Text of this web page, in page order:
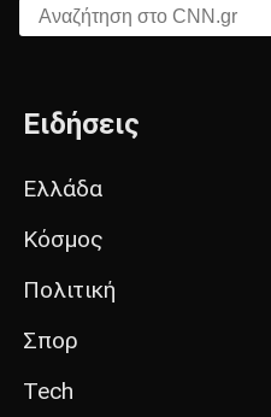
Αναζήτηση στο CNN.gr
Ειδήσεις
Ελλάδα
Κόσμος
Πολιτική
Σπορ
Tech